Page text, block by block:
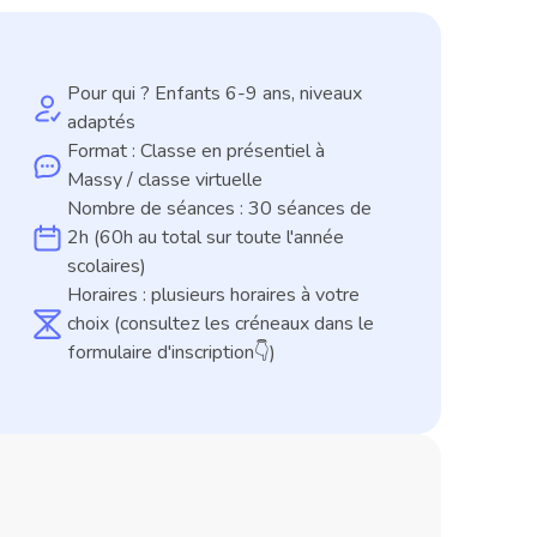
Pour qui ? Enfants 6-9 ans, niveaux
adaptés
Format : Classe en présentiel à
Massy / classe virtuelle
Nombre de séances : 30 séances de
2h (60h au total sur toute l'année
scolaires)
Horaires : plusieurs horaires à votre
choix (consultez les créneaux dans le
formulaire d'inscription👇)